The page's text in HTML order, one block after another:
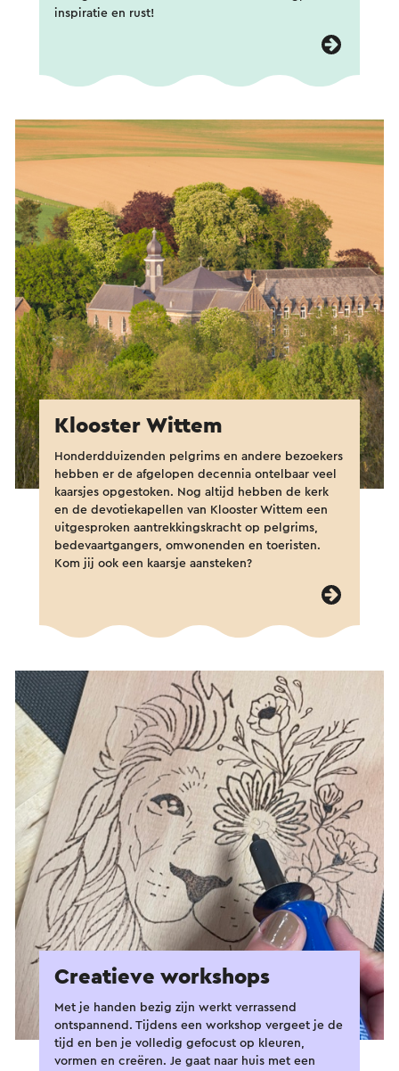
inspiratie en rust!
Klooster Wittem
Honderdduizenden pelgrims en andere bezoekers
hebben er de afgelopen decennia ontelbaar veel
kaarsjes opgestoken. Nog altijd hebben de kerk
en de devotiekapellen van Klooster Wittem een
uitgesproken aantrekkingskracht op pelgrims,
bedevaartgangers, omwonenden en toeristen.
Kom jij ook een kaarsje aansteken?
Creatieve workshops
Met je handen bezig zijn werkt verrassend
ontspannend. Tijdens een workshop vergeet je de
tijd en ben je volledig gefocust op kleuren,
vormen en creëren. Je gaat naar huis met een